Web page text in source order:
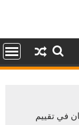
في تقييم